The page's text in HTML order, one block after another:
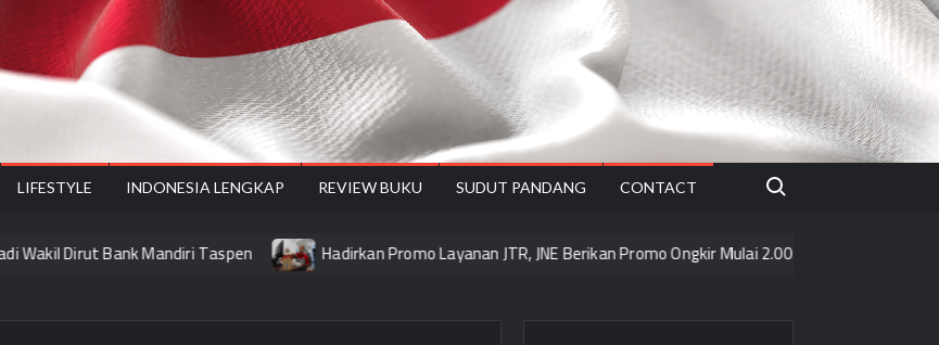
LIFESTYLE INDONESIA LENGKAP REVIEW BUKU SUDUT PANDANG CONTACT
Search for:
Bank Mandiri Taspen Hadirkan Promo Layanan JTR, JNE Berikan Promo Ongkir Mulai 2.000/kg ke seluruh Pulau Jawa